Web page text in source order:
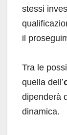
stessi
il
Tra le
quella dell’
dipenderà
dinamica.